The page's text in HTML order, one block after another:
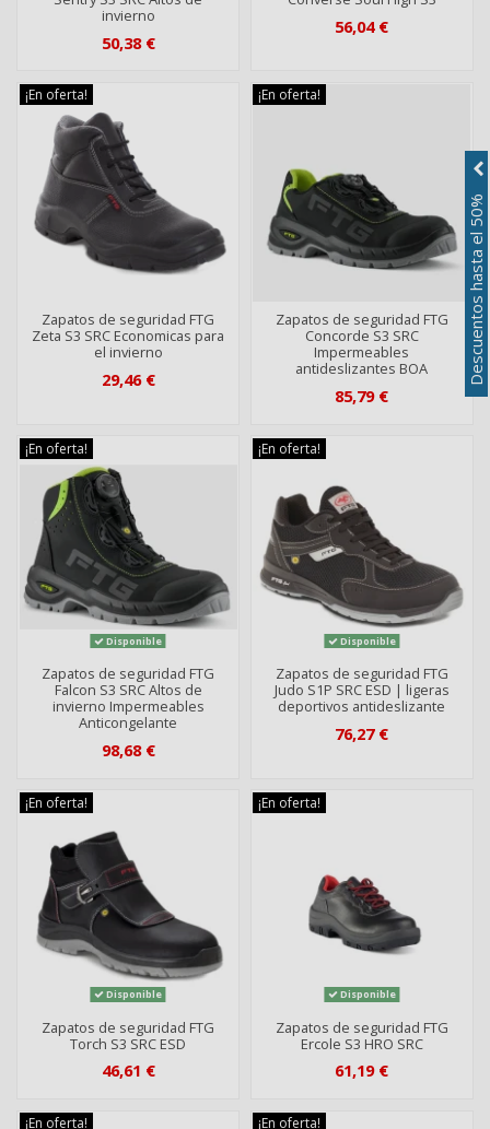
invierno
50,38 €
56,04 €
¡En oferta!
Zapatos de seguridad FTG
Zeta S3 SRC Economicas para
el invierno
29,46 €
¡En oferta!
Zapatos de seguridad FTG
Concorde S3 SRC
Impermeables
antideslizantes BOA
85,79 €
¡En oferta!
Disponible
Zapatos de seguridad FTG
Falcon S3 SRC Altos de
invierno Impermeables
Anticongelante
98,68 €
¡En oferta!
Disponible
Zapatos de seguridad FTG
Judo S1P SRC ESD | ligeras
deportivos antideslizante
76,27 €
¡En oferta!
Disponible
Zapatos de seguridad FTG
Torch S3 SRC ESD
46,61 €
¡En oferta!
Disponible
Zapatos de seguridad FTG
Ercole S3 HRO SRC
61,19 €
¡En oferta! ¡En oferta!
Descuentos hasta el 50%